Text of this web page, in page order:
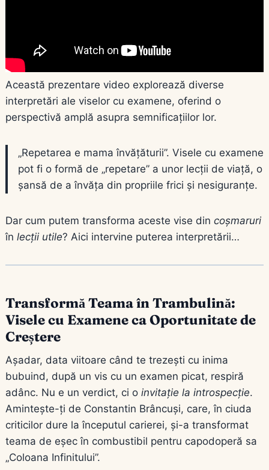
Această prezentare video explorează diverse
interpretări ale viselor cu examene, oferind o
perspectivă amplă asupra semnificațiilor lor.
„Repetarea e mama învățăturii”. Visele cu examene
pot fi o formă de „repetare” a unor lecții de viață, o
șansă de a învăța din propriile frici și nesiguranțe.
Dar cum putem transforma aceste vise din coșmaruri
în lecții utile? Aici intervine puterea interpretării…
Transformă Teama în Trambulină:
Visele cu Examene ca Oportunitate de
Creștere
Așadar, data viitoare când te trezești cu inima
bubuind, după un vis cu un examen picat, respiră
adânc. Nu e un verdict, ci o invitație la introspecție.
Amintește-ți de Constantin Brâncuși, care, în ciuda
criticilor dure la începutul carierei, și-a transformat
teama de eșec în combustibil pentru capodoperă sa
„Coloana Infinitului”.